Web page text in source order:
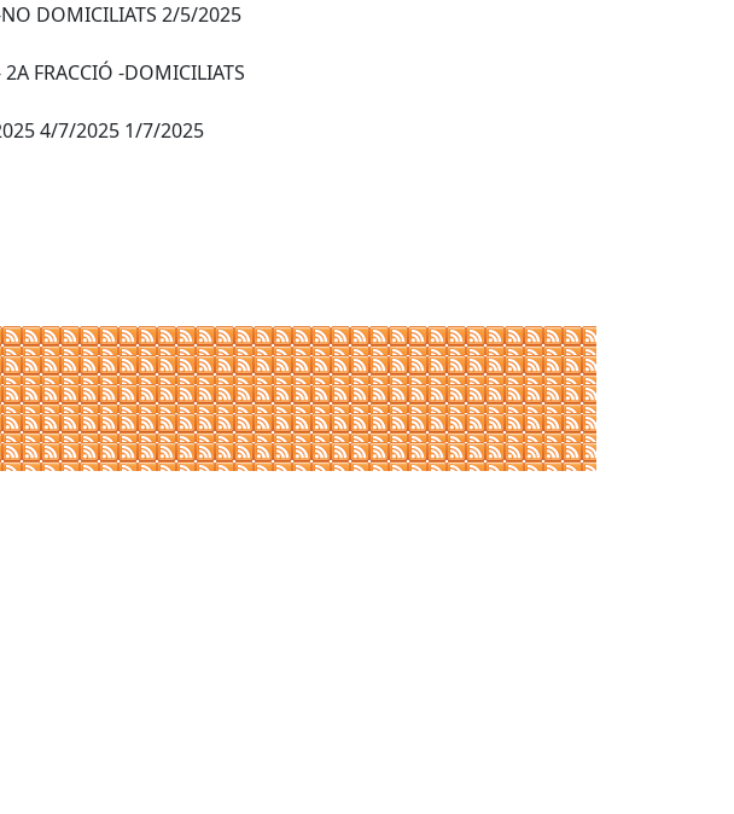
NO DOMICILIATS 2/5/2025
2A FRACCIÓ -DOMICILIATS
4/7/2025 1/7/2025